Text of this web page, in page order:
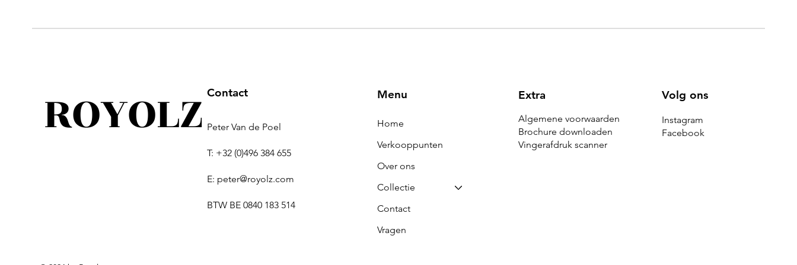
ROYOLZ Contact
Peter Van de Poel
T: +32 (0)496 384 655
E: peter@royolz.com
BTW BE 0840 183 514
Menu
Home
Verkooppunten
Over ons
Collectie
Contact
Vragen
Algemene voorwaarden
Brochure downloaden
Vingerafdruk scanner
Extra Volg ons
Instagram
Facebook